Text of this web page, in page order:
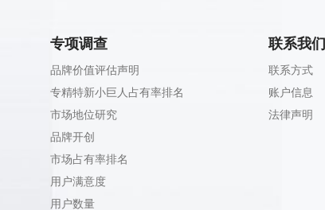
专项调查
品牌价值评估声明
专精特新小巨人占有率排名
市场地位研究
品牌开创
市场占有率排名
用户满意度
用户数量
联系我们
联系方式
账户信息
法律声明